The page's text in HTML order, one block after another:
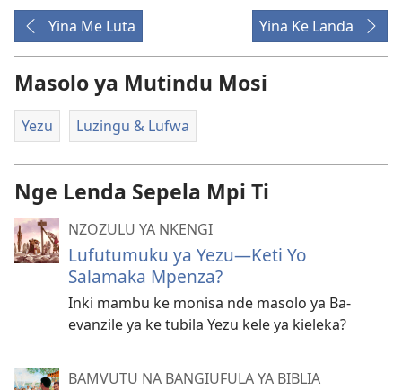
Yina Me Luta Yina Ke Landa
Masolo ya Mutindu Mosi
Yezu Luzingu & Lufwa
Nge Lenda Sepela Mpi Ti
NZOZULU YA NKENGI
Lufutumuku ya Yezu—Keti Yo
Salamaka Mpenza?
Inki mambu ke monisa nde masolo ya Ba-
evanzile ya ke tubila Yezu kele ya kieleka?
BAMVUTU NA BANGIUFULA YA BIBLIA